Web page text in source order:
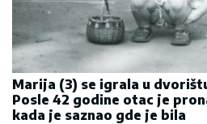
Marija (3) se igrala u
Posle 42 godine otac je
kada je saznao gde je bila